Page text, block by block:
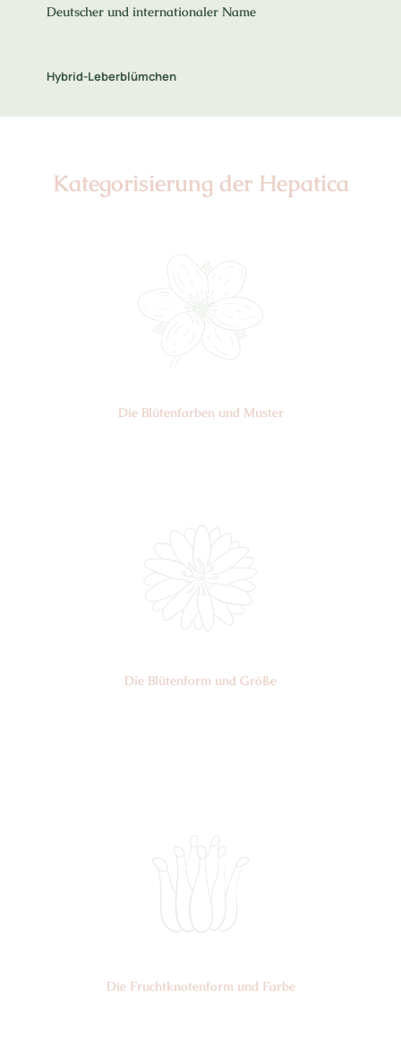
Deutscher und internationaler Name
Hybrid-Leberblümchen
Kategorisierung der Hepatica
Die Blüten­farben und Muster
Die Blüten­form und Größe
Die Frucht­knotenform und Farbe